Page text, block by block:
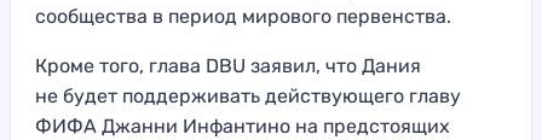
сообщества в период мирового первенства.
Кроме того, глава DBU заявил, что Дания
не будет поддерживать действующего главу
ФИФА Джанни Инфантино на предстоящих